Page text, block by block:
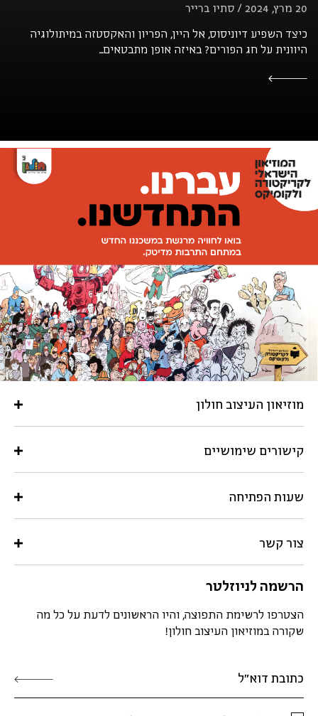
20 מרץ, 2024 / סתיו ברייר
כיצד השפיע דיוניסוס, אל היין, הפריון והאקסטזה במיתולוגיה
היוונית על חג הפורים? באיזה אופן מתבטאים...
מוזיאון העיצוב חולון
קישורים שימושיים
שעות הפתיחה
צור קשר
הרשמה לניוזלטר
הצטרפו לרשימת התפוצה, והיו הראשונים לדעת על כל מה
שקורה במוזיאון העיצוב חולון!